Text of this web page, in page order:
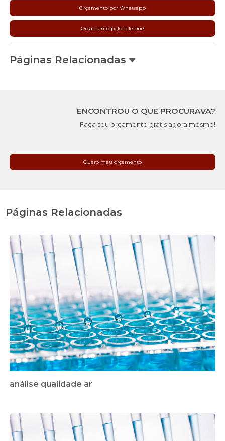
Orçamento por Whatsapp
Orçamento pelo Telefone
Páginas Relacionadas
ENCONTROU O QUE PROCURAVA?
Faça seu orçamento grátis agora mesmo!
Quero meu orçamento
Páginas Relacionadas
análise qualidade ar